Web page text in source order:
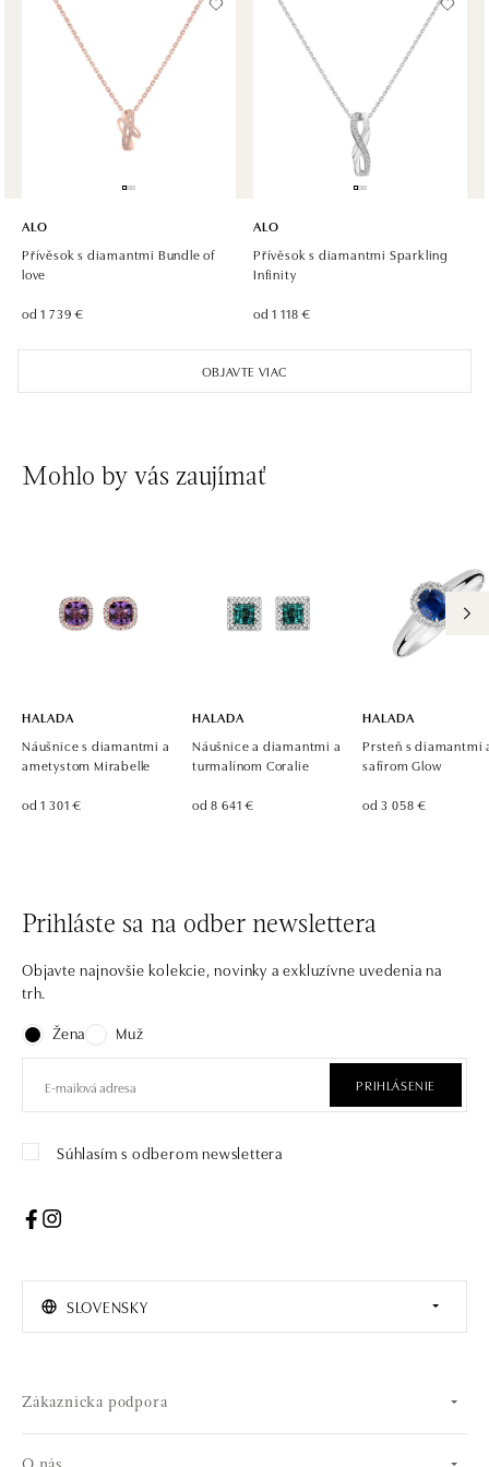
HALADA OC Avion, Ostrava
Rudná 3114/114, 700 30 Ostrava-Zábřeh
tel.: +420605174749
dnes otvorené do 21:00
OBJAVTE VIAC
ALO
Přívěsok s diamantmi Bundle of
love
od 1 739 €
ALO
Přívěsok s diamantmi Sparkling
Infinity
od 1 118 €
Mohlo by vás zaujímať
HALADA
Náušnice s diamantmi a
ametystom Mirabelle
od 1 301 €
HALADA
Náušnice a diamantmi a
turmalínom Coralie
od 8 641 €
HALADA
Prsteň s diamantmi
safírom Glow
od 3 058 €
Prihláste sa na odber newslettera
Objavte najnovšie kolekcie, novinky a exkluzívne uvedenia na
trh.
Žena
Muž
PRIHLÁSENIE
Súhlasím s odberom newslettera
SLOVENSKY
Zákaznícka podpora